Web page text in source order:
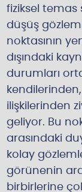
fiziksel temas
düşüş
noktasının
dışındaki
durumları
ilişkilerinden
geliyor. Bu
arasındaki
kolay
görünenin
birbirlerine